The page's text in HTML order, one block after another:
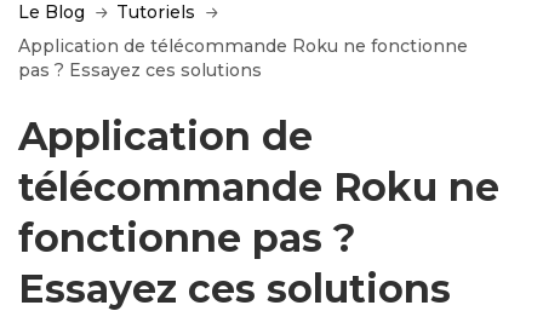
Le Blog
Tutoriels
Application de télécommande Roku ne fonctionne
pas ? Essayez ces solutions
Application de
télécommande Roku ne
fonctionne pas ?
Essayez ces solutions